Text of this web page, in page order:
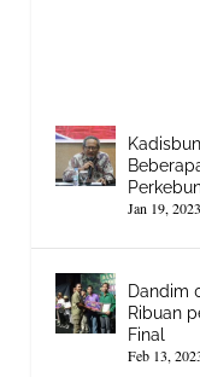
Jan 19, 2023
Dandim
Ribuan
Final
Feb 13,